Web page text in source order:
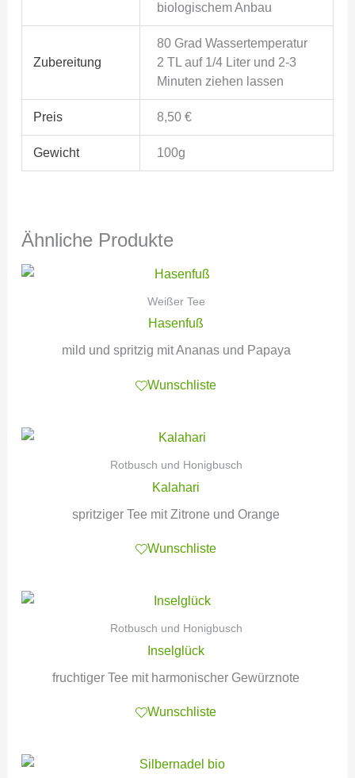
biologischem Anbau
Zubereitung
80 Grad Wassertemperatur
2 TL auf 1/4 Liter und 2-3
Minuten ziehen lassen
Preis 8,50 €
Gewicht 100g
Ähnliche Produkte
Weißer Tee
Hasenfuß
mild und spritzig mit Ananas und Papaya
Wunschliste
Rotbusch und Honigbusch
Kalahari
spritziger Tee mit Zitrone und Orange
Wunschliste
Rotbusch und Honigbusch
Inselglück
fruchtiger Tee mit harmonischer Gewürznote
Wunschliste